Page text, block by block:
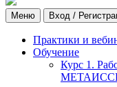
Меню Вход /
Практики и
Обучение
Курс 1.